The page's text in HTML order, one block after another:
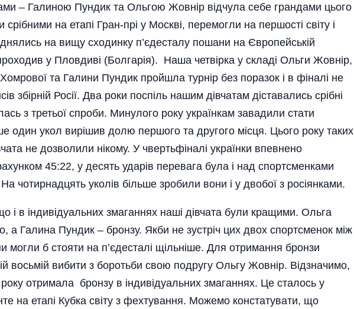
– Галиною Пундик та Ольгою Жовнір відчула себе грандами цього
на етапі Гран-прі у Москві, перемогли на першості світу і
на вищу сходинку п’єдесталу пошани на Європейській
у Пловдиві (Болгарія). Наша четвірка у складі Ольги Жовнір,
та Галини Пундик пройшла турнір без поразок і в фіналі не
збірній Росії. Два роки поспіль нашим дівчатам діставались срібні
з третьої спроби. Минулого року українкам завадили стати
один укол вирішив долю першого та другого місця. Цього року таких
не дозволили нікому. У чвертьфіналі українки впевнено
45:22, у десять ударів перевага була і над спортсменками
чотирнадцять уколів більше зробили вони і у двобої з росіянками.
і в індивідуальних змаганнях наші дівчата були кращими. Ольга
а Галина Пундик – бронзу. Якби не зустріч цих двох спортсменок між
могли б стояти на п’єдесталі щільніше. Для отримання бронзи
восьмій вибити з боротьби свою подругу Ольгу Жовнір. Відзначимо,
отримала бронзу в індивідуальних змаганнях. Це сталось у
на етапі Кубка світу з фехтування. Можемо констатувати, що